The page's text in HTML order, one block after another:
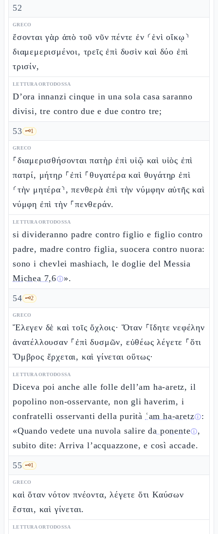
52
GRECO
ἔσονται γὰρ ἀπὸ τοῦ νῦν πέντε ἐν ⸂ἑνὶ οἴκῳ⸃
διαμεμερισμένοι, τρεῖς ἐπὶ δυσὶν καὶ δύο ἐπὶ
τρισίν,
LETTURA ORTODOSSA
D’ora innanzi cinque in una sola casa saranno
divisi, tre contro due e due contro tre;
53 🗝️1
GRECO
⸀διαμερισθήσονται πατὴρ ἐπὶ υἱῷ καὶ υἱὸς ἐπὶ
πατρί, μήτηρ ⸀ἐπὶ ⸀θυγατέρα καὶ θυγάτηρ ἐπὶ
⸂τὴν μητέρα⸃, πενθερὰ ἐπὶ τὴν νύμφην αὐτῆς καὶ
νύμφη ἐπὶ τὴν ⸀πενθεράν.
LETTURA ORTODOSSA
si divideranno padre contro figlio e figlio contro
padre, madre contro figlia, suocera contro nuora:
sono i chevlei mashiach, le doglie del Messia
Michea 7,6ⓘ».
54 🗝️2
GRECO
Ἔλεγεν δὲ καὶ τοῖς ὄχλοις· Ὅταν ⸀ἴδητε νεφέλην
ἀνατέλλουσαν ⸀ἐπὶ δυσμῶν, εὐθέως λέγετε ⸀ὅτι
Ὄμβρος ἔρχεται, καὶ γίνεται οὕτως·
LETTURA ORTODOSSA
Diceva poi anche alle folle dell’am ha-aretz, il
popolino non-osservante, non gli haverim, i
confratelli osservanti della purità ʿam ha-aretzⓘ:
«Quando vedete una nuvola salireda ponenteⓘ,
subito dite: Arriva l’acquazzone, e così accade.
55 🗝️1
GRECO
καὶ ὅταν νότον πνέοντα, λέγετε ὅτι Καύσων
ἔσται, καὶ γίνεται.
LETTURA ORTODOSSA